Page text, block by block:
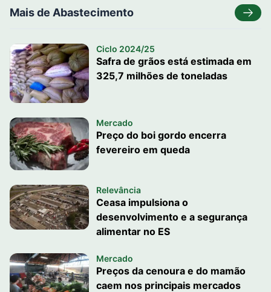
Mais de Abastecimento
Ciclo 2024/25
Safra de grãos está estimada em
325,7 milhões de toneladas
Mercado
Preço do boi gordo encerra
fevereiro em queda
Relevância
Ceasa impulsiona o
desenvolvimento e a segurança
alimentar no ES
Mercado
Preços da cenoura e do mamão
caem nos principais mercados